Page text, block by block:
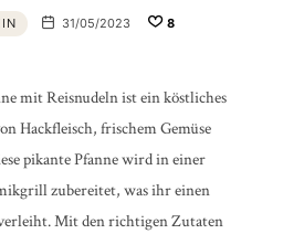
31/05/2023
8
mit Reisnudeln ist ein köstliches
Hackfleisch, frischem Gemüse
pikante Pfanne wird in einer
zubereitet, was ihr einen
Mit den richtigen Zutaten